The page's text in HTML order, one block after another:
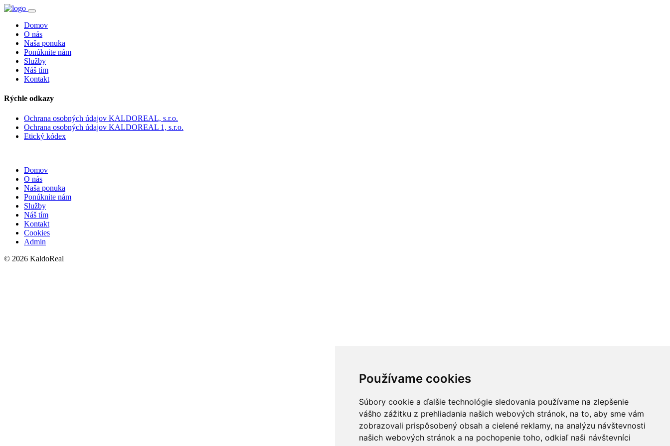
Používame cookies
Súbory cookie a ďalšie technológie sledovania používame na zlepšenie
vášho zážitku z prehliadania našich webových stránok, na to, aby sme vám
zobrazovali prispôsobený obsah a cielené reklamy, na analýzu návštevnosti
našich webových stránok a na pochopenie toho, odkiaľ naši návštevníci
Domov
O nás
Naša ponuka
Ponúknite nám
Služby
Náš tím
Kontakt
Rýchle odkazy
Ochrana osobných údajov KALDOREAL, s.r.o.
Ochrana osobných údajov KALDOREAL 1, s.r.o.
Etický kódex
Domov
O nás
Naša ponuka
Ponúknite nám
Služby
Náš tím
Kontakt
Cookies
Admin
© 2026 KaldoReal